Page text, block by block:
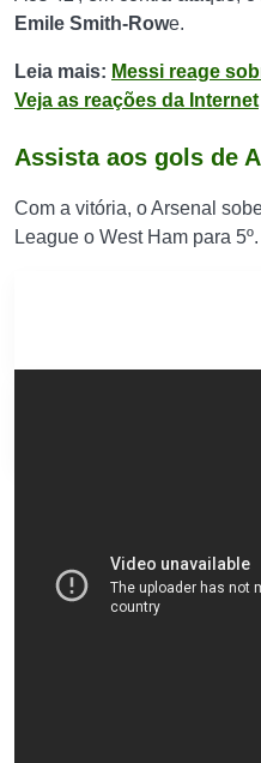
Emile Smith-Rowe.
Leia mais: Messi reage
Veja as reações da Internet
Assista aos gols de
Com a vitória, o Arsenal
League o West Ham para 5º.